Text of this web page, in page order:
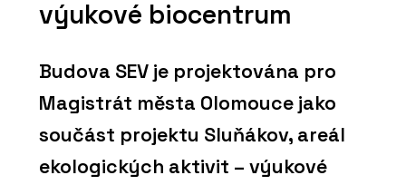
výukové biocentrum
Budova SEV je projektována pro
Magistrát města Olomouce jako
součást projektu Sluňákov, areál
ekologických aktivit – výukové